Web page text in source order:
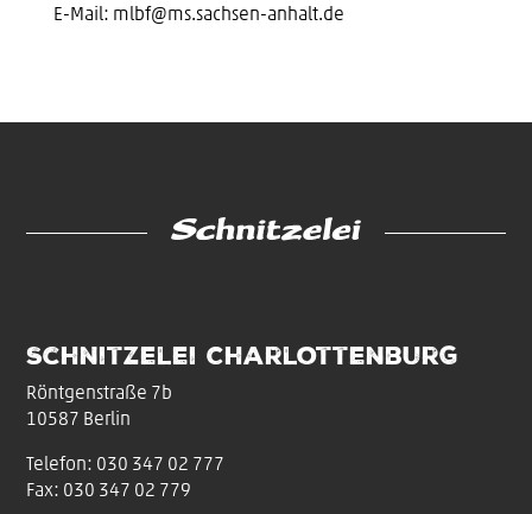
E-Mail: mlbf@ms.sachsen-anhalt.de
Schnitzelei Charlottenburg
Röntgenstraße 7b
10587 Berlin
Telefon: 030 347 02 777
Fax: 030 347 02 779